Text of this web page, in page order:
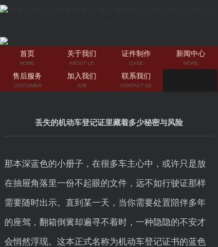
首页
HOME
关于我们
ABOUT US
证件制作
CASE
新闻中心
NEWS
售后服务
CUSTOMER
加入我们
JOB
联系我们
CONTACT US
丢失的机动车登记证里藏着多少秘密与风险
那本深蓝色的小册子，在很多车主心中，或许只是放
在抽屉角落里一份不起眼的文件，远不如行驶证那样
需要随时出示。直到某一天，当你需要处置陪伴多年
的座驾，翻箱倒篱却遍寻不着时，一种隐隐的不安才
会悄然浮现。这本正式名称为机动车登记证书的蓝色